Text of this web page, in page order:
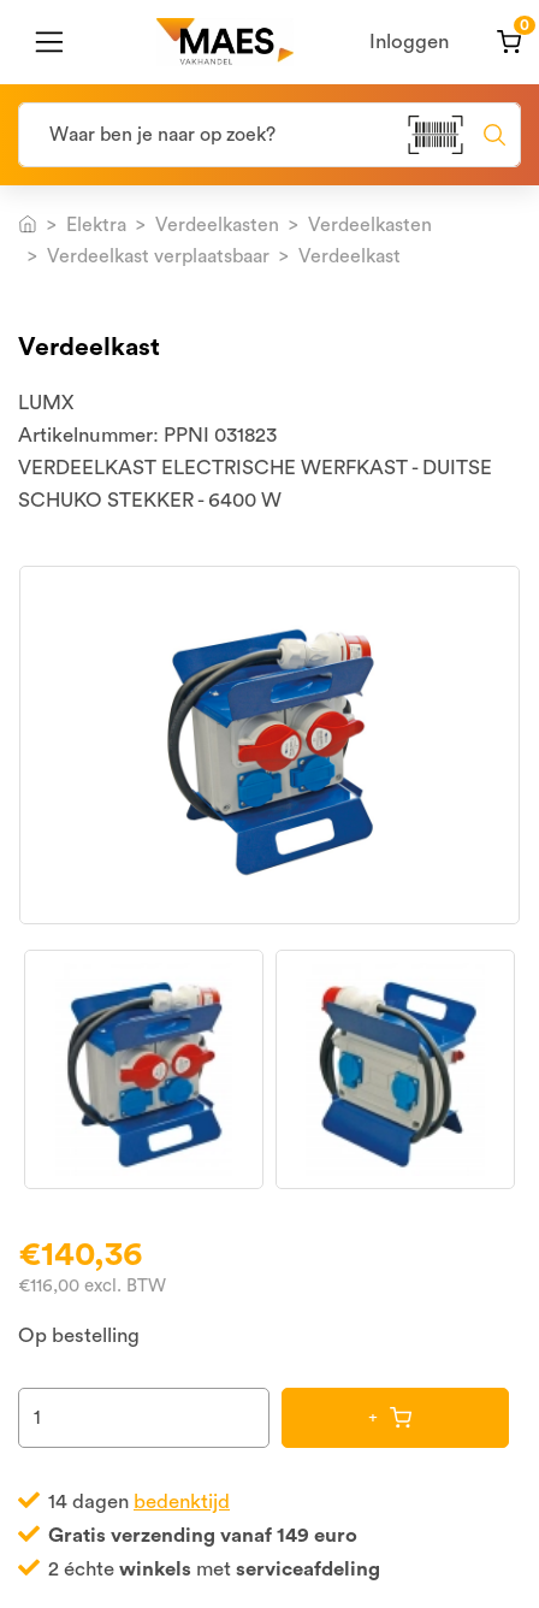
Inloggen
0
Elektra Verdeelkasten
Verdeelkasten
Verdeelkast verplaatsbaar
Verdeelkast
Verdeelkast
LUMX
Artikelnummer: PPNI 031823
VERDEELKAST ELECTRISCHE WERFKAST - DUITSE
SCHUKO STEKKER - 6400 W
€140,36
€116,00 excl. BTW
Op bestelling
+
14 dagen bedenktijd
Gratis verzending vanaf 149 euro
2 échte winkels met serviceafdeling